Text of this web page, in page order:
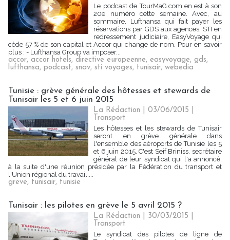
Le podcast de TourMaG.com en est à son
20e numéro cette semaine. Avec, au
sommaire, Lufthansa qui fait payer les
réservations par GDS aux agences, STI en
redressement judiciaire, EasyVoyage qui
cède 57 % de son capital et Accor qui change de nom. Pour en savoir
plus : - Lufthansa Group va imposer...
accor, accor hotels, directive europeenne, easyvoyage, gds,
lufthansa, podcast, snav, sti voyages, tunisair, webedia
Tunisie : grève générale des hôtesses et stewards de
Tunisair les 5 et 6 juin 2015
La Rédaction | 03/06/2015
Transport
Les hôtesses et les stewards de Tunisair
seront en grève générale dans
l'ensemble des aéroports de Tunisie les 5
et 6 juin 2015. C'est Seif Briniss, secrétaire
général de leur syndicat qui l'a annoncé,
à la suite d'une réunion présidée par la Fédération du transport et
l'Union régional du travail,...
greve, tunisair, tunisie
Tunisair : les pilotes en grève le 5 avril 2015 ?
La Rédaction | 30/03/2015
Transport
Le syndicat des pilotes de ligne de